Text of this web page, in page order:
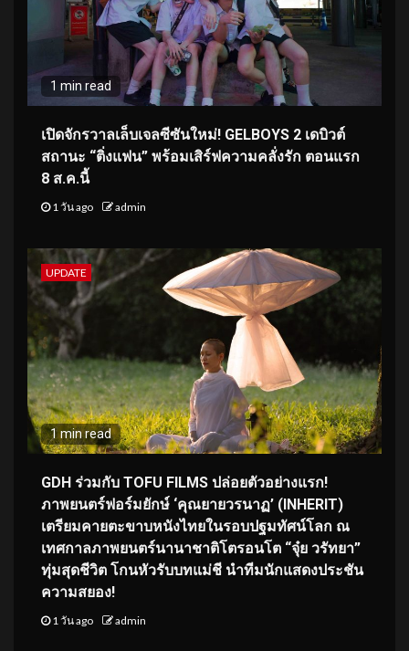
1 min read
เปิดจักรวาลเล็บเจลซีซันใหม่! GELBOYS 2 เดบิวต์
สถานะ “ติ่งแฟน” พร้อมเสิร์ฟความคลั่งรัก ตอนแรก
8 ส.ค.นี้
1 วัน ago admin
UPDATE
1 min read
GDH ร่วมกับ TOFU FILMS ปล่อยตัวอย่างแรก!
ภาพยนตร์ฟอร์มยักษ์ ‘คุณยายวรนาฏ’ (INHERIT)
เตรียมคายตะขาบหนังไทยในรอบปฐมทัศน์โลก ณ
เทศกาลภาพยนตร์นานาชาติโตรอนโต “จุ๋ย วรัทยา”
ทุ่มสุดชีวิต โกนหัวรับบทแม่ชี นำทีมนักแสดงประชัน
ความสยอง!
1 วัน ago admin